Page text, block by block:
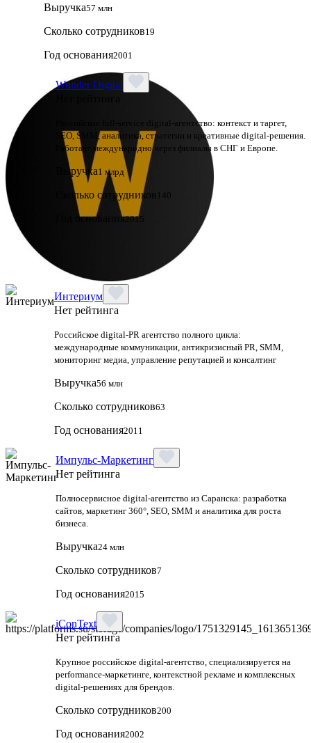
Выручка57 млн
Сколько сотрудников19
Год основания2001
Wunder Digital
Российское full-service digital-агентство: контекст и таргет,
SEO, SMM, аналитика, стратегии и креативные digital-решения.
Работает международно через филиалы в СНГ и Европе.
Выручка1 млрд
Сколько сотрудников 140
Год основания2015
Интериум
Нет рейтинга
Российское digital-PR агентство полного цикла:
международные коммуникации, антикризисный PR, SMM,
мониторинг медиа, управление репутацией и консалтинг
Выручка56 млн
Сколько сотрудников63
Год основания2011
Импульс-Маркетинг
Нет рейтинга
Полносервисное digital-агентство из Саранска: разработка
сайтов, маркетинг 360°, SEO, SMM и аналитика для роста
бизнеса.
Выручка24 млн
Сколько сотрудников7
Год основания2015
iConText
Нет рейтинга
Крупное российское digital-агентство, специализируется на
performance-маркетинге, контекстной рекламе и комплексных
digital-решениях для брендов.
Сколько сотрудников200
Год основания2002